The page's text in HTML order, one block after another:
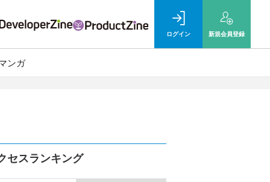
ログイン 新規会員登録
ンガ
セスランキング